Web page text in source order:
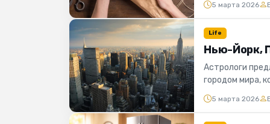
5 марта 2026
Life
Нью-Йорк,
Астрологи
городом мира,
атмосферу.
5 марта 2026